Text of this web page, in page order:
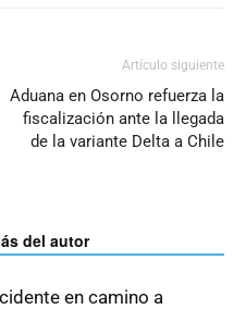
Artículo siguiente
Aduana en Osorno refuerza la
fiscalización ante la llegada
de la variante Delta a Chile
del autor
en camino a